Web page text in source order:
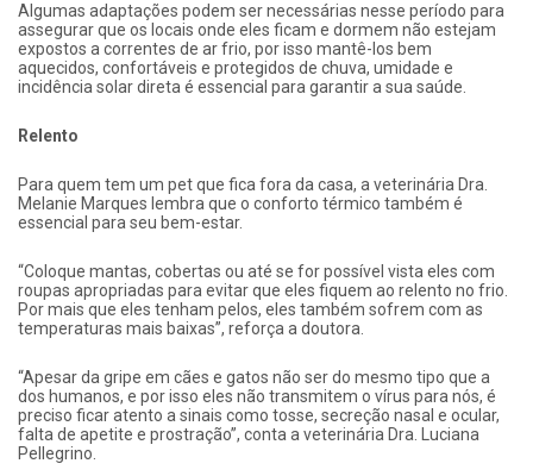
Algumas adaptações podem ser necessárias nesse período para
assegurar que os locais onde eles ficam e dormem não estejam
expostos a correntes de ar frio, por isso mantê-los bem
aquecidos, confortáveis e protegidos de chuva, umidade e
incidência solar direta é essencial para garantir a sua saúde.
Relento
Para quem tem um pet que fica fora da casa, a veterinária Dra.
Melanie Marques lembra que o conforto térmico também é
essencial para seu bem-estar.
“Coloque mantas, cobertas ou até se for possível vista eles com
roupas apropriadas para evitar que eles fiquem ao relento no frio.
Por mais que eles tenham pelos, eles também sofrem com as
temperaturas mais baixas”, reforça a doutora.
“Apesar da gripe em cães e gatos não ser do mesmo tipo que a
dos humanos, e por isso eles não transmitem o vírus para nós, é
preciso ficar atento a sinais como tosse, secreção nasal e ocular,
falta de apetite e prostração”, conta a veterinária Dra. Luciana
Pellegrino.